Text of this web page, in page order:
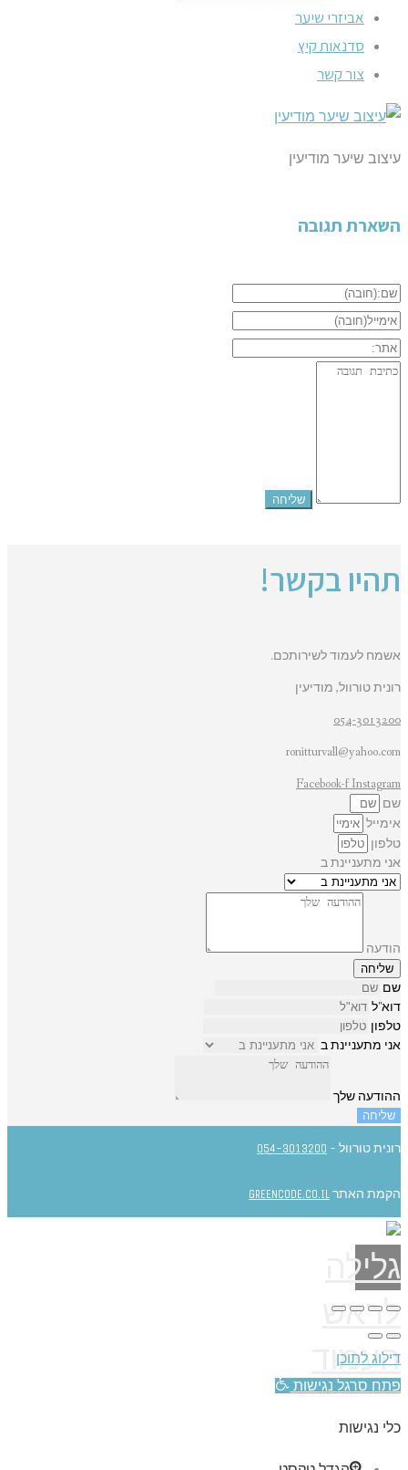
אביזרי שיער
סדנאות קיץ
צור קשר
עיצוב שיער מודיעין
השארת תגובה
תהיו בקשר!
אשמח לעמוד לשירותכם.
רונית טורוול, מודיעין
054-3013200
ronitturvall@yahoo.com
Facebook-f Instagram
שם
אימייל
טלפון
אני מתעניינת ב
הודעה
שליחה
שם
דוא"ל
טלפון
אני מתעניינת ב
ההודעה שלך
שליחה
רונית טורוול - 054-3013200
הקמת האתרGREENCODE.CO.IL
גלילה
לראש
העמוד
דילוג לתוכן
פתח סרגל נגישות
כלי נגישות